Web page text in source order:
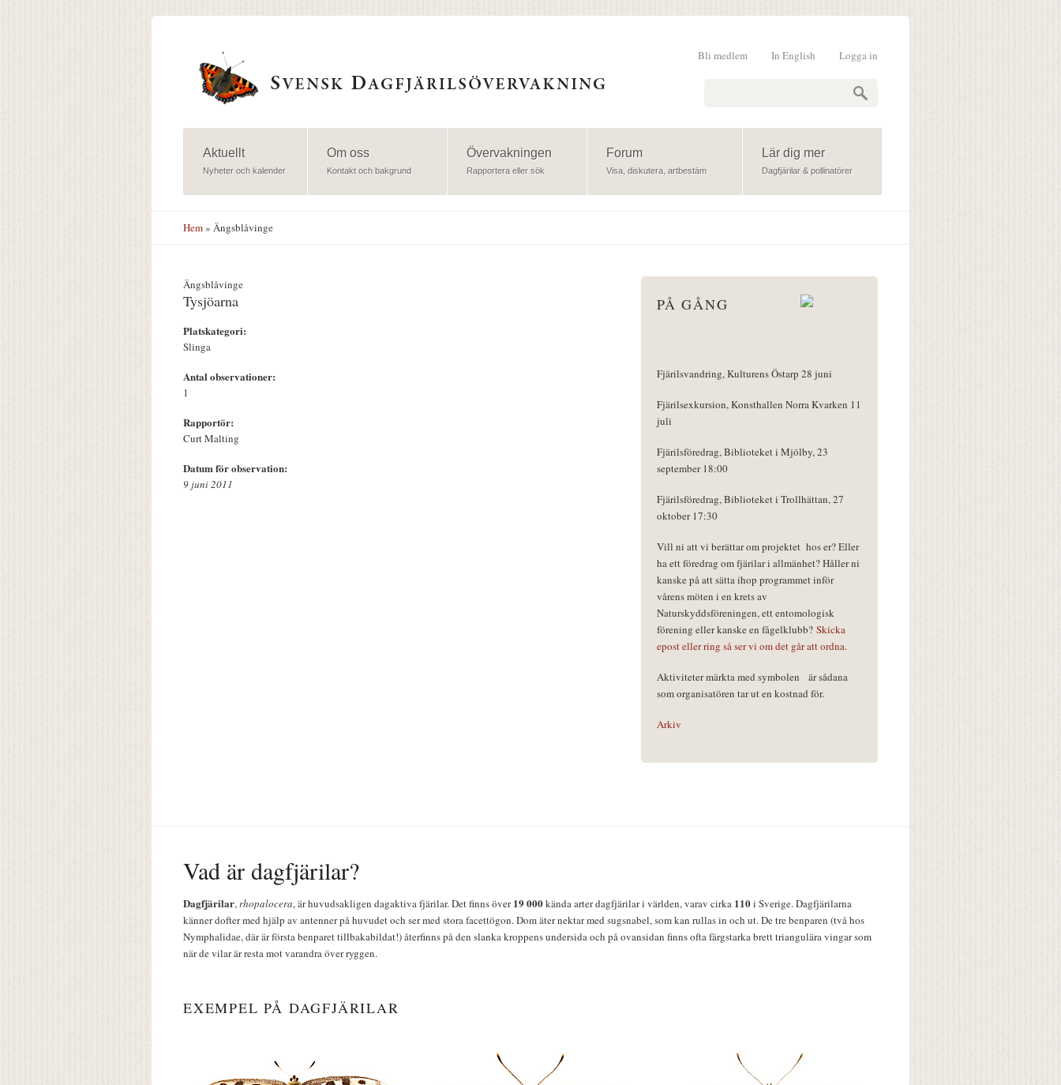
Logga in
In English
Bli medlem
Aktuellt
Nyheter och kalender
Om oss
Kontakt och bakgrund
Övervakningen
Rapportera eller sök
Forum
Visa, diskutera, artbestäm
Lär dig mer
Dagfjärilar & pollinatörer
Hem» Ängsblåvinge
Ängsblåvinge
Tysjöarna
Platskategori:
Slinga
Antal observationer:
1
Rapportör:
Curt Malting
Datum för observation:
9 juni 2011
PÅ GÅNG
Fjärilsvandring, Kulturens Östarp 28 juni
Fjärilsexkursion, Konsthallen Norra Kvarken 11
juli
Fjärilsföredrag, Biblioteket i Mjölby, 23
september 18:00
Fjärilsföredrag, Biblioteket i Trollhättan, 27
oktober 17:30
Vill ni att vi berättar om projektet hos er? Eller
ha ett föredrag om fjärilar i allmänhet? Håller ni
kanske på att sätta ihop programmet inför
vårens möten i en krets av
Naturskyddsföreningen, ett entomologisk
förening eller kanske en fågelklubb? Skicka
epost eller ring så ser vi om det går att ordna.
Aktiviteter märkta med symbolen
är sådana
som organisatören tar ut en kostnad för.
Arkiv
Vad är dagfjärilar?
Dagfjärilar,rhopalocera, är huvudsakligen dagaktiva fjärilar. Det finns över19 000kända arter dagfjärilar i världen, varav cirka 110i Sverige. Dagfjärilarna
känner dofter med hjälp av antenner på huvudet och ser med stora facettögon. Dom äter nektar med sugsnabel, som kan rullas in och ut. De tre benparen (två hos
Nymphalidae, där är första benparet tillbakabildat!) återfinns på den slanka kroppens undersida och på ovansidan finns ofta färgstarka brett triangulära vingar som
när de vilar är resta mot varandra över ryggen.
EXEMPEL PÅ DAGFJÄRILAR